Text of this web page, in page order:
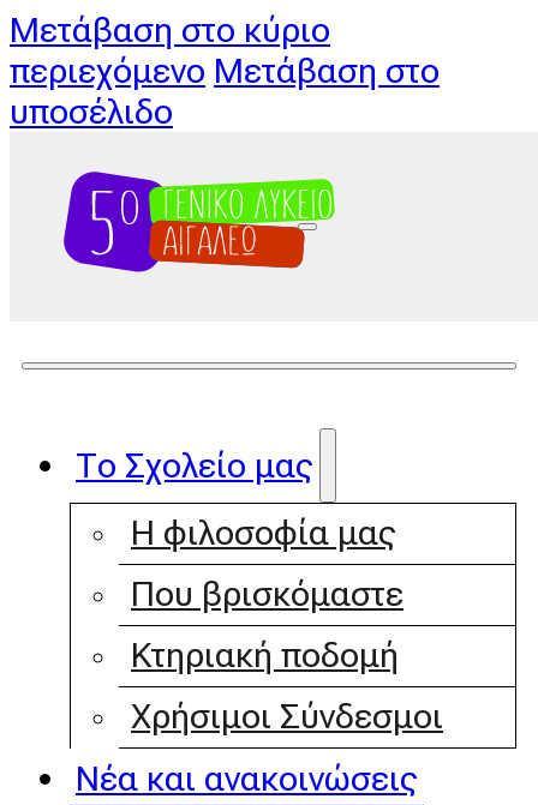
Μετάβαση στο κύριο
περιεχόμενο Μετάβαση στο
υποσέλιδο
Το Σχολείο μας
Η φιλοσοφία μας
Που βρισκόμαστε
Κτηριακή ποδομή
Χρήσιμοι Σύνδεσμοι
Νέα και ανακοινώσεις